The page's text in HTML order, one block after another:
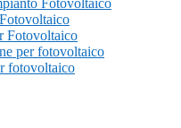
Fotovoltaico
per fotovoltaico
fotovoltaico